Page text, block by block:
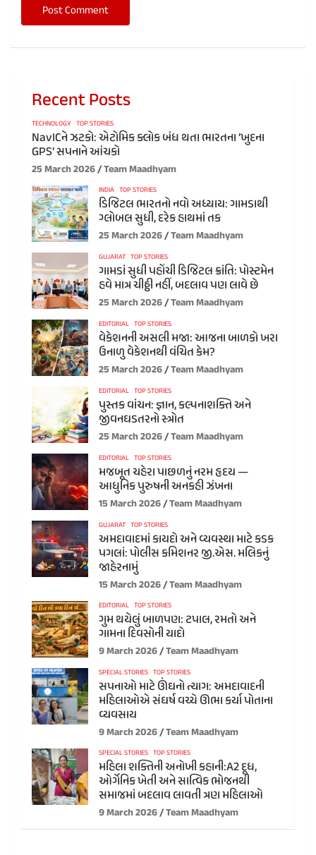
Recent Posts
TECHNOLOGY TOP STORIES
NavICને ઝટકો: એટોમિક ક્લોક બંધ થતા ભારતના ‘ખુદના
GPS’ સપનાને આંચકો
25 March 2026 Team Maadhyam
INDIA TOP STORIES
ડિજિટલ ભારતનો નવો અધ્યાય: ગામડાથી
ગ્લોબલ સુધી, દરેક હાથમાં તક
25 March 2026 Team Maadhyam
GUJARAT TOP STORIES
ગામડાં સુધી પહોંચી ડિજિટલ ક્રાંતિ: પોસ્ટમેન
હવે માત્ર ચીઠ્ઠી નહીં, બદલાવ પણ લાવે છે
25 March 2026 Team Maadhyam
EDITORIAL TOP STORIES
વેકેશનની અસલી મજા: આજના બાળકો ખરા
ઉનાળુ વેકેશનથી વંચિત કેમ?
25 March 2026 Team Maadhyam
EDITORIAL TOP STORIES
પુસ્તક વાંચન: જ્ઞાન, કલ્પનાશક્તિ અને
જીવનઘડતરનો સ્ત્રોત
25 March 2026 Team Maadhyam
EDITORIAL TOP STORIES
મજબૂત ચહેરા પાછળનું નરમ હૃદય —
આધુનિક પુરુષની અનકહી ઝંખના
15 March 2026 Team Maadhyam
GUJARAT TOP STORIES
અમદાવાદમાં કાયદો અને વ્યવસ્થા માટે કડક
પગલાં: પોલીસ કમિશનર જી.એસ. મલિકનું
જાહેરનામું
15 March 2026 Team Maadhyam
EDITORIAL TOP STORIES
ગુમ થયેલું બાળપણ: ટપાલ, રમતો અને
ગામના દિવસોની યાદો
9 March 2026 Team Maadhyam
SPECIAL STORIES TOP STORIES
સપનાઓ માટે ઊંઘનો ત્યાગ: અમદાવાદની
મહિલાઓએ સંઘર્ષ વચ્ચે ઊભા કર્યા પોતાના
વ્યવસાય
9 March 2026 Team Maadhyam
SPECIAL STORIES TOP STORIES
મહિલા શક્તિની અનોખી કહાની:A2 દૂધ,
ઓર્ગેનિક ખેતી અને સાત્વિક ભોજનથી
સમાજમાં બદલાવ લાવતી ત્રણ મહિલાઓ
9 March 2026 Team Maadhyam